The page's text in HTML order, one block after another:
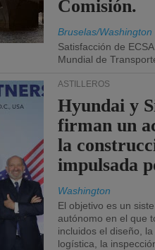
Comisión.
Bruselas/Washington
Satisfacción de
Mundial de
ASTILLEROS
Hyundai y
firman un
la
impulsada
Washington
El objetivo es un
autónomo en el que
incluidos el diseño,
logística, la